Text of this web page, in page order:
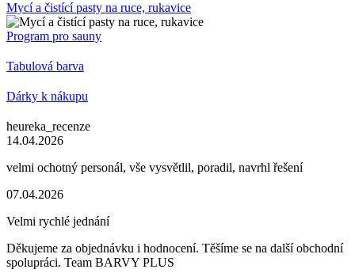
Mycí a čistící pasty na ruce, rukavice
Program pro sauny
Tabulová barva
Dárky k nákupu
heureka_recenze
14.04.2026
velmi ochotný personál, vše vysvětlil, poradil, navrhl řešení
07.04.2026
Velmi rychlé jednání
Děkujeme za objednávku i hodnocení. Těšíme se na další obchodní
spolupráci. Team BARVY PLUS